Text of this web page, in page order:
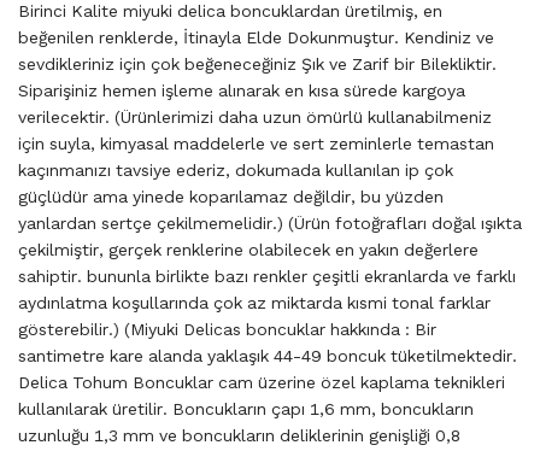
​Birinci Kalite miyuki delica boncuklardan üretilmiş, en
beğenilen renklerde, İtinayla Elde Dokunmuştur. Kendiniz ve
sevdikleriniz için çok beğeneceğiniz Şık ve Zarif bir Bilekliktir.
Siparişiniz hemen işleme alınarak en kısa sürede kargoya
verilecektir. (Ürünlerimizi daha uzun ömürlü kullanabilmeniz
için suyla, kimyasal maddelerle ve sert zeminlerle temastan
kaçınmanızı tavsiye ederiz, dokumada kullanılan ip çok
güçlüdür ama yinede koparılamaz değildir, bu yüzden
yanlardan sertçe çekilmemelidir.) (Ürün fotoğrafları doğal ışıkta
çekilmiştir, gerçek renklerine olabilecek en yakın değerlere
sahiptir. bununla birlikte bazı renkler çeşitli ekranlarda ve farklı
aydınlatma koşullarında çok az miktarda kısmi tonal farklar
gösterebilir.) (Miyuki Delicas boncuklar hakkında : Bir
santimetre kare alanda yaklaşık 44-49 boncuk tüketilmektedir.
Delica Tohum Boncuklar cam üzerine özel kaplama teknikleri
kullanılarak üretilir. Boncukların çapı 1,6 mm, boncukların
uzunluğu 1,3 mm ve boncukların deliklerinin genişliği 0,8